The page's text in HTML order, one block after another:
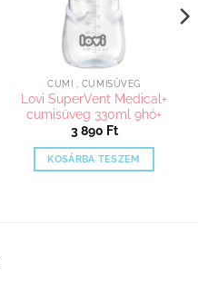
CUMI , CUMISÜVEG
Lovi SuperVent Medical+
cumisüveg 330ml 9hó+
3 890 Ft
KOSÁRBA TESZEM